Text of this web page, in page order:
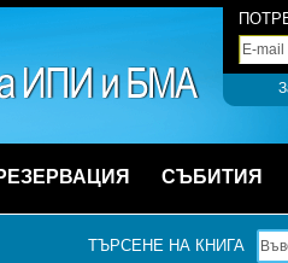
СЪБИТИЯ
ТЪРСЕНЕ НА КНИГА